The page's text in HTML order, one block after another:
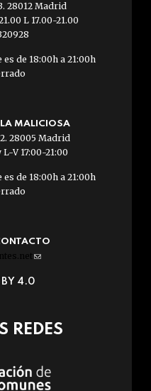
28012 Madrid
L 17.00-21.00
de 18:00h a 21:00h
LA MALICIOSA
28005 Madrid
L-V 17:00-21:00
de 18:00h a 21:00h
(link
e-
BY 4.0
REDES